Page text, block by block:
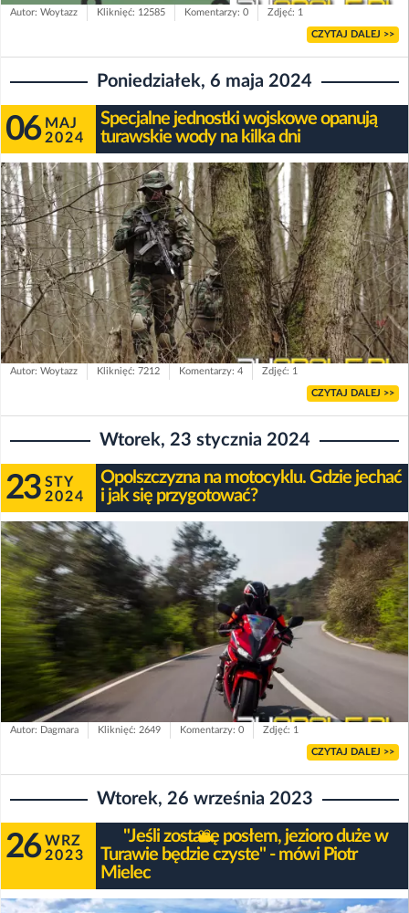
Autor: Woytazz Kliknięć: 12585 Komentarzy: 0 Zdjęć: 1
CZYTAJ DALEJ >>
Poniedziałek, 6 maja 2024
06 MAJ
2024
Specjalne jednostki wojskowe opanują
turawskie wody na kilka dni
Autor: Woytazz Kliknięć: 7212 Komentarzy: 4 Zdjęć: 1
CZYTAJ DALEJ >>
Wtorek, 23 stycznia 2024
23 STY
2024
Opolszczyzna na motocyklu. Gdzie jechać
i jak się przygotować?
Autor: Dagmara Kliknięć: 2649 Komentarzy: 0 Zdjęć: 1
CZYTAJ DALEJ >>
Wtorek, 26 września 2023
26 WRZ
2023
"Jeśli zostanę posłem, jezioro duże w
Turawie będzie czyste" - mówi Piotr
Mielec